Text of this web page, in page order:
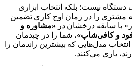
دستگاه نیست؛ بلکه انتخاب ابزاری
مشتری را در زمان اوج کاری تضمین
با سابقه درخشان در «مشاوره و
و کافی‌شاپ»، شما را در چیدمان
مدل‌هایی که بیشترین راندمان را
یاری می‌کنند.